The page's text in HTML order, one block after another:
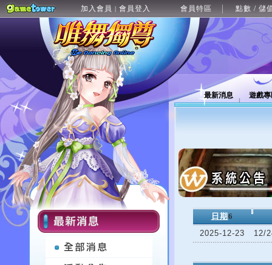
加入會員 | 會員登入 會員特區 點數 / 儲
最新消息 遊戲
日期 6
2025-12-23
12/